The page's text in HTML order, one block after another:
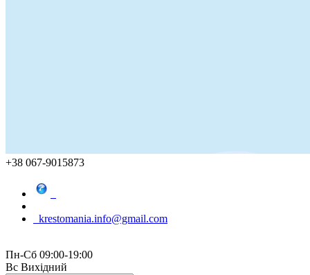
+38 067-9015873
krestomania.info@gmail.com
Пн-Сб 09:00-19:00
Вс Вихідний